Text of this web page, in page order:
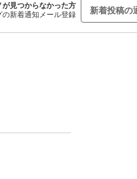
見つからなかった方
の新着通知メール登録
新着投稿の